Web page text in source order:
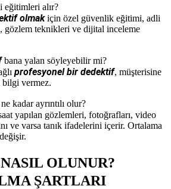
eğitimleri alır?
olmakiçin özel güvenlik eğitimi, adli
gözlem teknikleri ve dijital inceleme
bana yalan söyleyebilir mi?
profesyonel bir dedektif, müşterisine
bilgi vermez.
ne kadar ayrıntılı olur?
yapılan gözlemleri, fotoğrafları, video
ve varsa tanık ifadelerini içerir. Ortalama
OLUNUR?
ŞARTLARI